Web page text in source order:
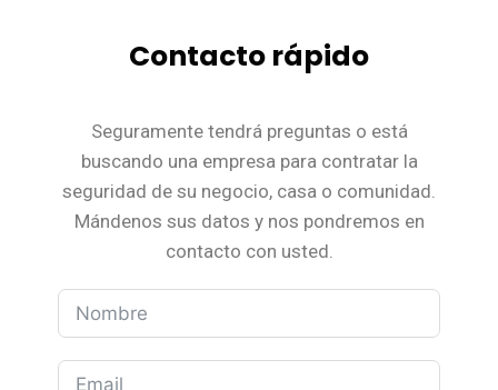
Contacto rápido
Seguramente tendrá preguntas o está
buscando una empresa para contratar la
seguridad de su negocio, casa o comunidad.
Mándenos sus datos y nos pondremos en
contacto con usted.